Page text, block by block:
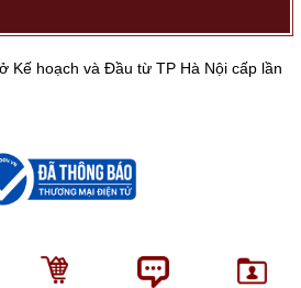
Kế hoạch và Đầu từ TP Hà Nội cấp lần